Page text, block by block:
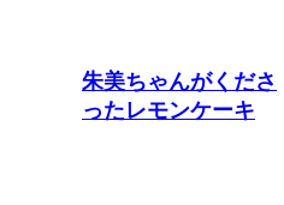
朱美ちゃんがくださ
ったレモンケーキ